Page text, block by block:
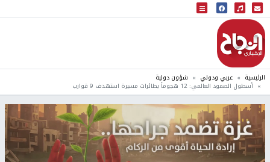
البث المباشر
إذاعة النجاح
الرئيسية عربي ودولي شؤون دولية
أسطول الصمود العالمي: 12 هجوماً بطائرات مسيرة استهدف 9 قوارب